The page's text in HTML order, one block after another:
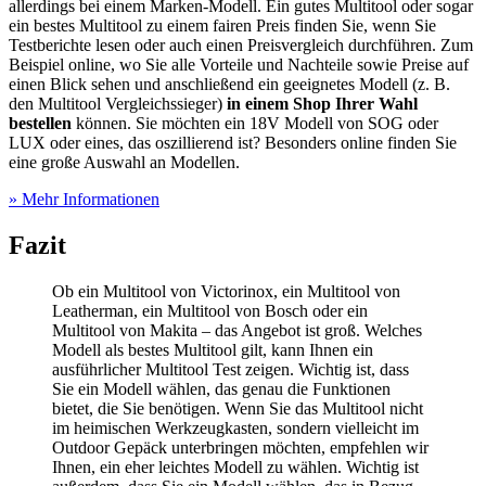
allerdings bei einem Marken-Modell. Ein gutes Multitool oder sogar
ein bestes Multitool zu einem fairen Preis finden Sie, wenn Sie
Testberichte lesen oder auch einen Preisvergleich durchführen. Zum
Beispiel online, wo Sie alle Vorteile und Nachteile sowie Preise auf
einen Blick sehen und anschließend ein geeignetes Modell (z. B.
den Multitool Vergleichssieger) in einem Shop Ihrer Wahl
bestellen können. Sie möchten ein 18V Modell von SOG oder
LUX oder eines, das oszillierend ist? Besonders online finden Sie
eine große Auswahl an Modellen.
» Mehr Informationen
Fazit
Ob ein Multitool von Victorinox, ein Multitool von
Leatherman, ein Multitool von Bosch oder ein
Multitool von Makita – das Angebot ist groß. Welches
Modell als bestes Multitool gilt, kann Ihnen ein
ausführlicher Multitool Test zeigen. Wichtig ist, dass
Sie ein Modell wählen, das genau die Funktionen
bietet, die Sie benötigen. Wenn Sie das Multitool nicht
im heimischen Werkzeugkasten, sondern vielleicht im
Outdoor Gepäck unterbringen möchten, empfehlen wir
Ihnen, ein eher leichtes Modell zu wählen. Wichtig ist